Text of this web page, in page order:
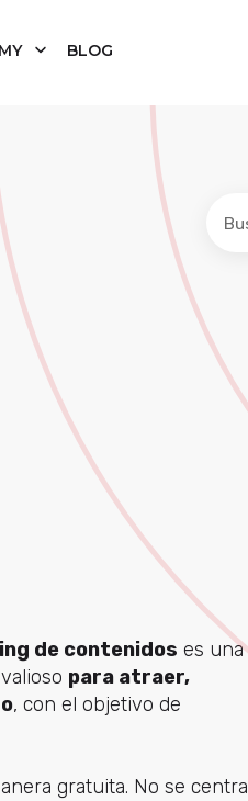
BLOG
de contenidos es una
para atraer,
, con el objetivo de
gratuita. No se centra